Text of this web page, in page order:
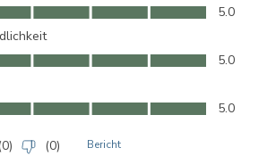
5
5.0
5.0 von 5
5.0
5
5.0
0) (0) Bericht